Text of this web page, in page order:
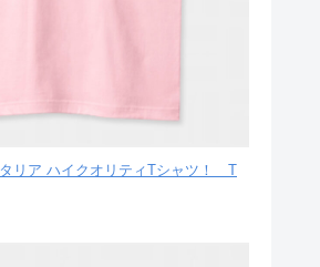
リア ハイクオリティTシャツ！ T